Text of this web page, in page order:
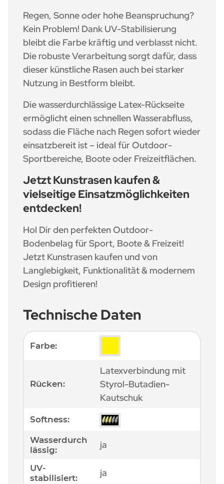
Regen, Sonne oder hohe Beanspruchung?
Kein Problem! Dank UV-Stabilisierung
bleibt die Farbe kräftig und verblasst nicht.
Die robuste Verarbeitung sorgt dafür, dass
dieser künstliche Rasen auch bei starker
Nutzung in Bestform bleibt.
Die wasserdurchlässige Latex-Rückseite
ermöglicht einen schnellen Wasserabfluss,
sodass die Fläche nach Regen sofort wieder
einsatzbereit ist – ideal für Outdoor-
Sportbereiche, Boote oder Freizeitflächen.
Jetzt Kunstrasen kaufen &
vielseitige Einsatzmöglichkeiten
entdecken!
Hol Dir den perfekten Outdoor-
Bodenbelag für Sport, Boote & Freizeit!
Jetzt Kunstrasen kaufen und von
Langlebigkeit, Funktionalität & modernem
Design profitieren!
Technische Daten
Produkteigenschaft
Wert
Farbe:
Rücken:
Latexverbindung mit
Styrol-Butadien-
Kautschuk
Softness:
Wasserdurch
lässig:
ja
UV-
stabilisiert:
ja